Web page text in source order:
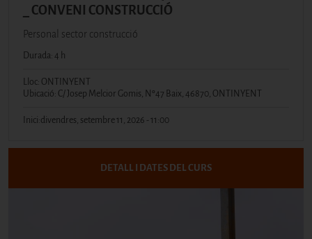
_ CONVENI CONSTRUCCIÓ
Personal sector construcció
Durada: 4 h
Lloc: ONTINYENT
Ubicació: C/ Josep Melcior Gomis, Nº47 Baix, 46870, ONTINYENT
Inici:divendres, setembre 11, 2026 - 11:00
DETALL I DATES DEL CURS